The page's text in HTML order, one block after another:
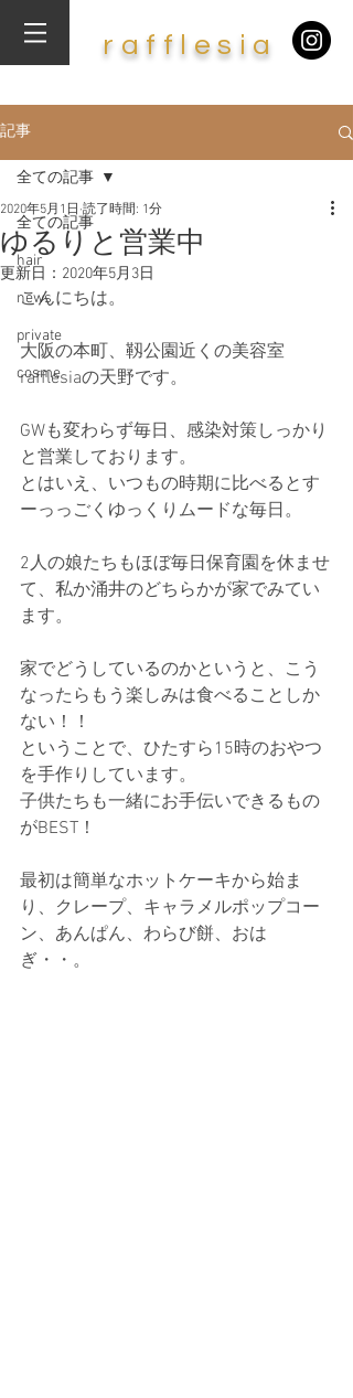
​r af f lesia
記事
全ての記事
hair
news
private
cosme
全ての記事
ゆるりと営業中
2020年5月1日 読了時間: 1分
更新日： 2020年5月3日
こんにちは。
大阪の本町、靱公園近くの美容室
rafflesiaの天野です。
GWも変わらず毎日、感染対策しっかり
と営業しております。
とはいえ、いつもの時期に比べるとす
ーっっごくゆっくりムードな毎日。
2人の娘たちもほぼ毎日保育園を休ませ
て、私か涌井のどちらかが家でみてい
ます。
家でどうしているのかというと、こう
なったらもう楽しみは食べることしか
ない！！
ということで、ひたすら15時のおやつ
を手作りしています。
子供たちも一緒にお手伝いできるもの
がBEST！
最初は簡単なホットケーキから始ま
り、クレープ、キャラメルポップコー
ン、あんぱん、わらび餅、おは
ぎ・・。